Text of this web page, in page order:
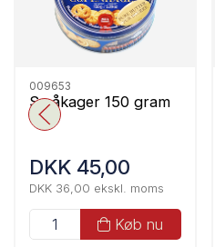
009653
Småkager 150 gram
DKK 45,00
DKK 36,00 ekskl. moms
Køb nu